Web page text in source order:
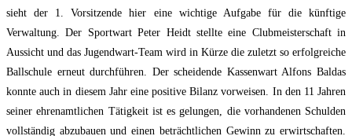
sieht der 1. Vorsitzende hier eine wichtige Aufgabe für die künftige
Verwaltung. Der Sportwart Peter Heidt stellte eine Clubmeisterschaft in
Aussicht und das Jugendwart-Team wird in Kürze die zuletzt so erfolgreiche
Ballschule erneut durchführen. Der scheidende Kassenwart Alfons Baldas
konnte auch in diesem Jahr eine positive Bilanz vorweisen. In den 11 Jahren
seiner ehrenamtlichen Tätigkeit ist es gelungen, die vorhandenen Schulden
vollständig abzubauen und einen beträchtlichen Gewinn zu erwirtschaften.